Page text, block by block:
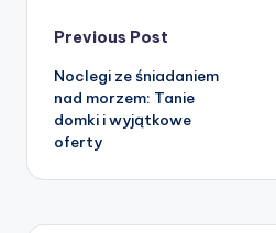
Post
navigation
Previous Post
Noclegi ze śniadaniem
nad morzem: Tanie
domki i wyjątkowe
oferty